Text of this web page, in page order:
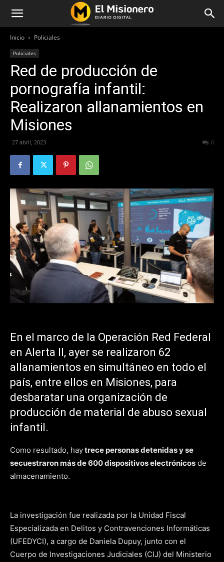
Inicio Policiales
Policiales
Red de producción de
pornografía infantil:
Realizaron allanamientos en
Misiones
27 abril, 2023 0
En el marco de la Operación Red Federal
en Alerta II, ayer se realizaron 62
allanamientos en simultáneo en todo el
país, entre ellos en Misiones, para
desbaratar una organización de
producción de material de abuso sexual
infantil.
Como resultado, haytrece personas detenidas y se
secuestraron más de 600 dispositivos electrónicos de
almacenamiento.
La investigación fue realizada por la Unidad Fiscal
Especializada en Delitos y Contravenciones Informáticas
(UFEDYCI), a cargo de Daniela Dupuy, junto con el
Cuerpo de Investigaciones Judiciales (CIJ) del Ministerio